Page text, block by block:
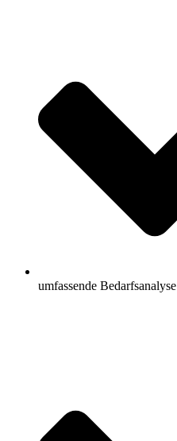
umfassende Bedarfsanalyse